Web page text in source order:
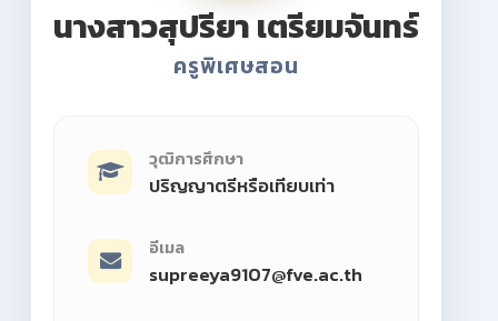
นางสาวสุปรียา เตรียมจันทร์
ครูพิเศษสอน
วุฒิการศึกษา
ปริญญาตรีหรือเทียบเท่า
อีเมล
supreeya9107@fve.ac.th